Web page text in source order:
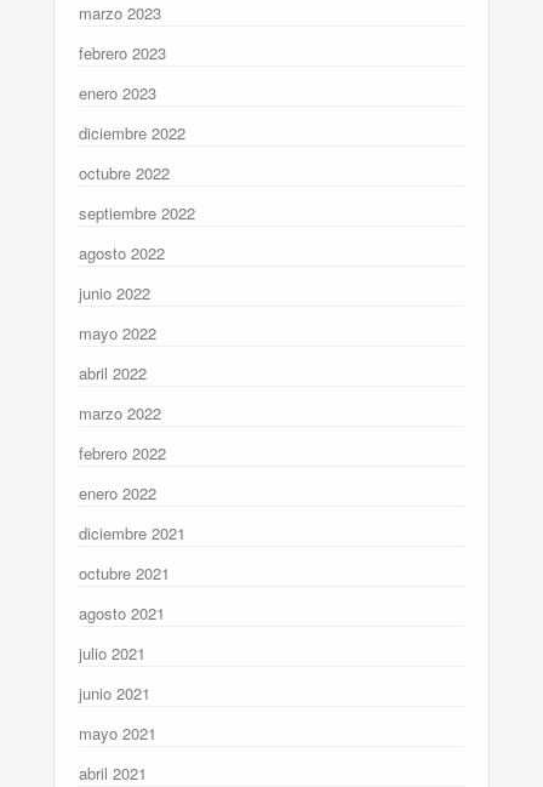
marzo 2023
febrero 2023
enero 2023
diciembre 2022
octubre 2022
septiembre 2022
agosto 2022
junio 2022
mayo 2022
abril 2022
marzo 2022
febrero 2022
enero 2022
diciembre 2021
octubre 2021
agosto 2021
julio 2021
junio 2021
mayo 2021
abril 2021